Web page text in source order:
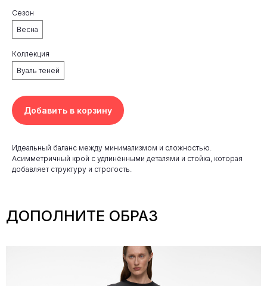
Сезон
Весна
Коллекция
Вуаль теней
Добавить в корзину
Идеальный баланс между минимализмом и сложностью.
Асимметричный крой с удлинёнными деталями и стойка, которая
добавляет структуру и строгость.
ДОПОЛНИТЕ ОБРАЗ